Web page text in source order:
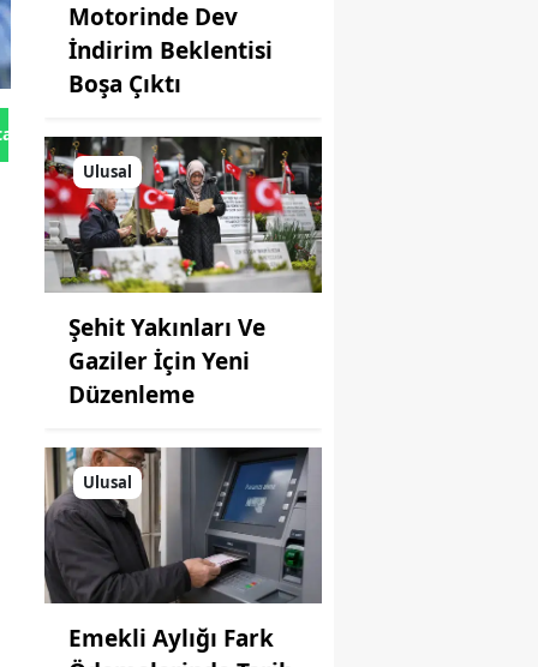
Gönder
Motorinde Dev
İndirim Beklentisi
Boşa Çıktı
Ulusal
Şehit Yakınları Ve
Gaziler İçin Yeni
Düzenleme
Ulusal
Emekli Aylığı Fark